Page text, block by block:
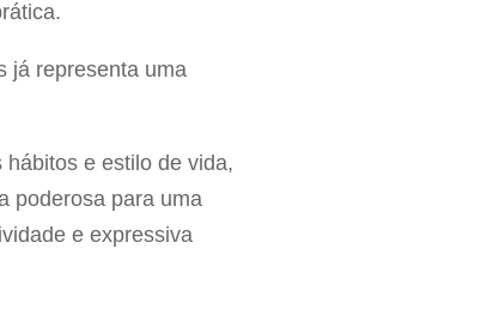
já representa uma
e estilo de vida,
poderosa para uma
e expressiva